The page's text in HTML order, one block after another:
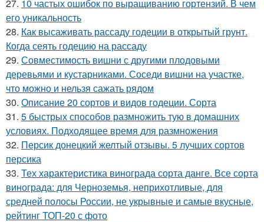
27. 10 частых ошибок по выращиванию гортензий. В чем
его уникальность
28. Как высаживать рассаду годеции в открытый грунт.
Когда сеять годецию на рассаду
29. Совместимость вишни с другими плодовыми
деревьями и кустарниками. Соседи вишни на участке,
что можно и нельзя сажать рядом
30. Описание 20 сортов и видов годеции. Сорта
31. 5 быстрых способов размножить тую в домашних
условиях. Подходящее время для размножения
32. Персик донецкий желтый отзывы. 5 лучших сортов
персика
33. Тех характеристика винограда сорта данге. Все сорта
винограда: для Черноземья, неприхотливые, для
средней полосы России, не укрывные и самые вкусные,
рейтинг ТОП-20 с фото